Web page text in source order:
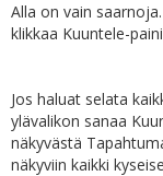
Alla on vain
klikkaa Kuuntele-
Jos haluat selata
ylävalikon sanaa
näkyvästä
näkyviin kaikki